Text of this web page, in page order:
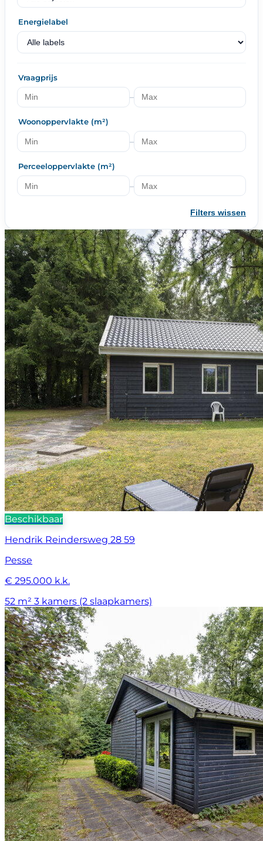
Energielabel
Vraagprijs
–
Woonoppervlakte (m²)
–
Perceeloppervlakte (m²)
–
Filters wissen
Beschikbaar
Hendrik Reindersweg 28 59
Pesse
€ 295.000 k.k.
52 m² 3 kamers (2 slaapkamers)